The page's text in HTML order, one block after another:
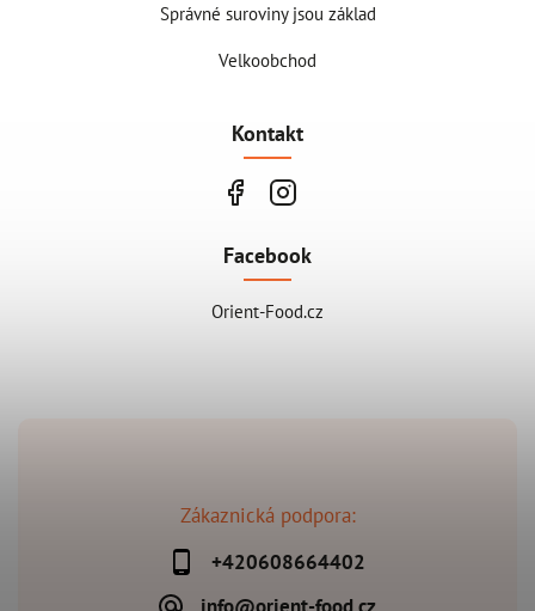
Zákaznická podpora:
+420608664402
Správné suroviny jsou základ
Velkoobchod
Kontakt
Facebook
Orient-Food.cz